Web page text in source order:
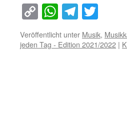
Copy
Link
WhatsApp
Telegram
Veröffentlicht unter Musik,
jeden Tag - Edition 2021/2022 |